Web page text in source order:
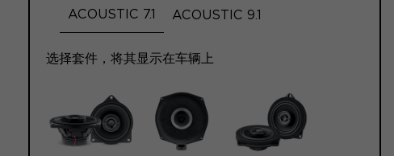
ACOUSTIC 7.1 ACOUSTIC 9.1
选择套件，将其显示在车辆上